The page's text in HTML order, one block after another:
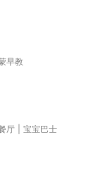
早教
厅
宝宝巴士